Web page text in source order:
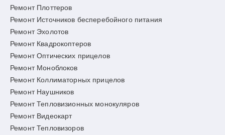
Ремонт Плоттеров
Ремонт Источников бесперебойного питания
Ремонт Эхолотов
Ремонт Квадрокоптеров
Ремонт Оптических прицелов
Ремонт Моноблоков
Ремонт Коллиматорных прицелов
Ремонт Наушников
Ремонт Тепловизионных монокуляров
Ремонт Видеокарт
Ремонт Тепловизоров